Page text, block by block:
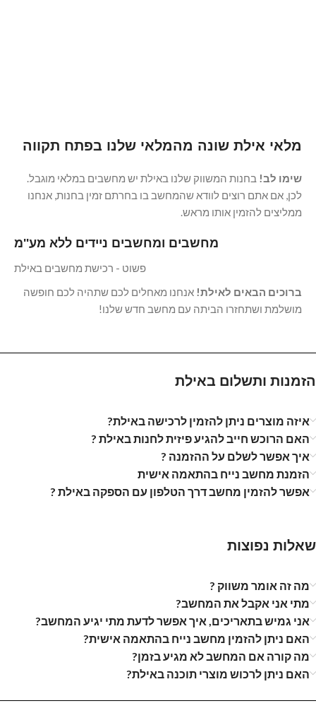
מחשבים ניידים חזקים
מלאי אילת שונה מהמלאי שלנו בפתח תקווה
שימו לב! בחנות המשווק שלנו באילת יש מחשבים במלאי מוגבל.
לכן, אם אתם רוצים לוודא שהמחשב בו בחרתם זמין בחנות, אנחנו
ממליצים להזמין אותו מראש.
מחשבים ומחשבים ניידים ללא מע''מ
פשוט - רכישת מחשבים באילת
ברוכים הבאים לאילת! אנחנו מאחלים לכם שתהיה לכם חופשה
מושלמת ושתחזרו הביתה עם מחשב חדש שלנו!
הזמנות ותשלום באילת
איזה מוצרים ניתן להזמין לרכישה באילת?
האם הרוכש חייב להגיע פיזית לחנות באילת ?
איך אפשר לשלם על ההזמנה ?
הזמנת מחשב נייח בהתאמה אישית
אפשר להזמין מחשב דרך הטלפון עם הספקה באילת ?
שאלות נפוצות
מה זה אומר משווק ?
מתי אני אקבל את המחשב?
אני גמיש בתאריכים, איך אפשר לדעת מתי יגיע המחשב?
האם ניתן להזמין מחשב נייח בהתאמה אישית?
מה קורה אם המחשב לא מגיע בזמן?
האם ניתן לרכוש מוצרי תוכנה באילת?